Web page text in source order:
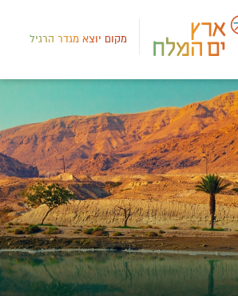
מקום יוצא מגדר הרגיל